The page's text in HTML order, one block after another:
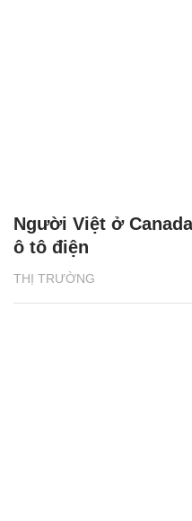
THỊ TRƯỜNG
Người Việt ở
ô tô điện